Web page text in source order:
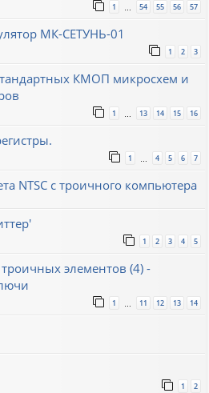
1 54 55 56 57
МК-СЕТУНЬ-01
1 2 3
КМОП микросхем и
1 13 14 15 16
1 … 4 5 6 7
NTSC с троичного компьютера
1 2 3 4 5
элементов (4) -
1 … 11 12 13 14
1 2